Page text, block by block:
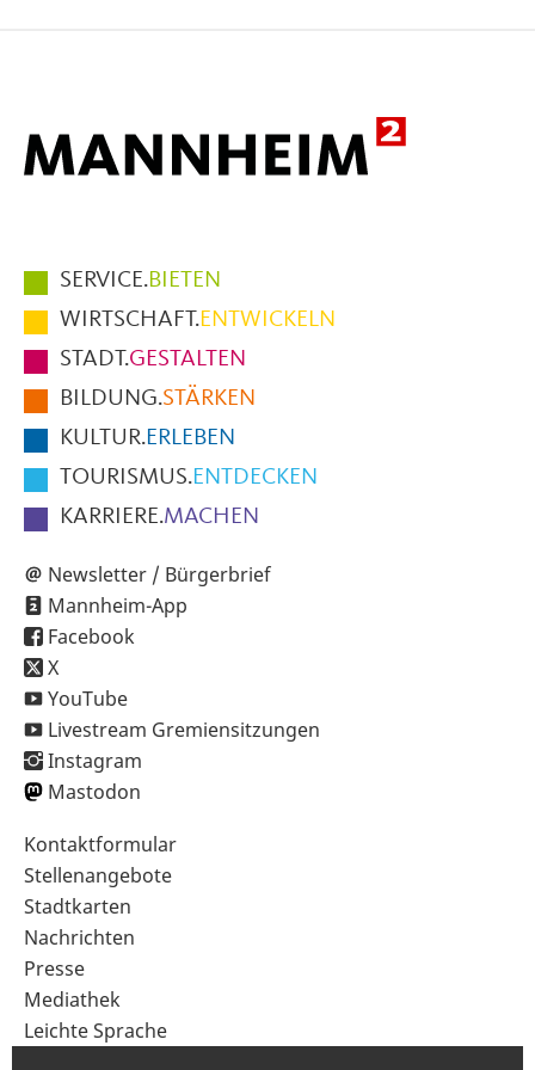
Hauptmenüpunkte
im
Fußbereich
der
Seite
SERVICE.BIETEN
WIRTSCHAFT.ENTWICKELN
STADT.GESTALTEN
BILDUNG.STÄRKEN
KULTUR.ERLEBEN
TOURISMUS.ENTDECKEN
KARRIERE.MACHEN
Newsletter / Bürgerbrief
Mannheim-App
Facebook
X
YouTube
Livestream Gremiensitzungen
Instagram
Mastodon
Sekundärnavigation
im
Fußbereich
Kontaktformular
Stellenangebote
Stadtkarten
Nachrichten
Presse
Mediathek
Leichte Sprache